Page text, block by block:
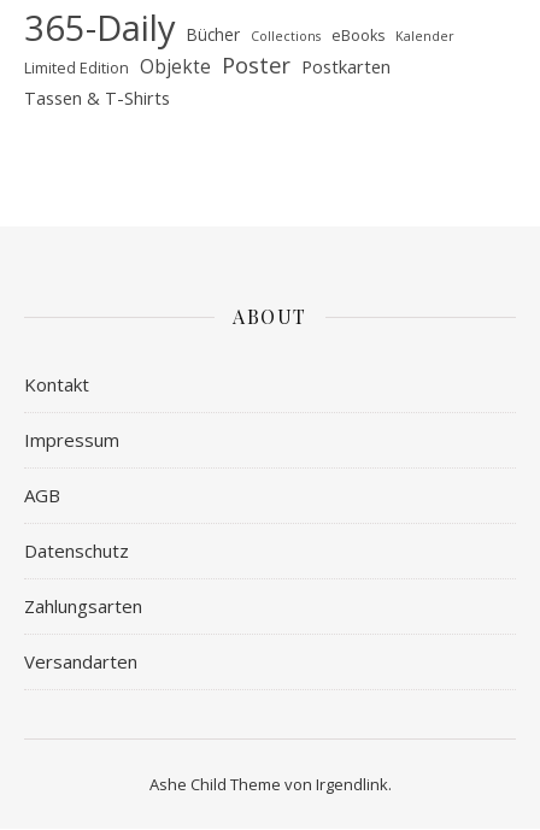
365-Daily Bücher Collections eBooks Kalender
Limited Edition Objekte Poster Postkarten
Tassen & T-Shirts
ABOUT
Kontakt
Impressum
AGB
Datenschutz
Zahlungsarten
Versandarten
Ashe Child Theme von Irgendlink.